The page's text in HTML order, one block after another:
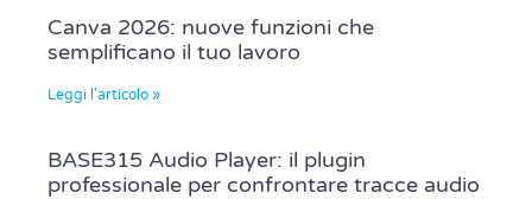
Canva 2026: nuove funzioni che
semplificano il tuo lavoro
Leggi l'articolo »
BASE315 Audio Player: il plugin
professionale per confrontare tracce audio